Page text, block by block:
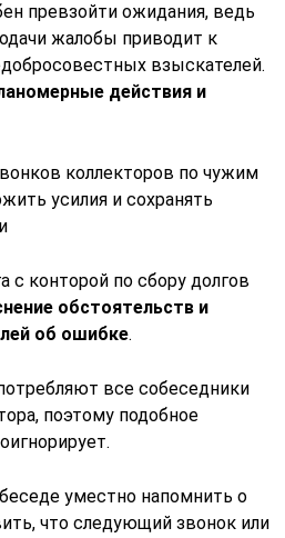
превзойти ожидания, ведь
жалобы приводит к
взыскателей.
действия и
коллекторов по чужим
усилия и сохранять
с конторой по сбору долгов
обстоятельств и
об ошибке.
все собеседники
поэтому подобное
уместно напомнить о
что следующий звонок или